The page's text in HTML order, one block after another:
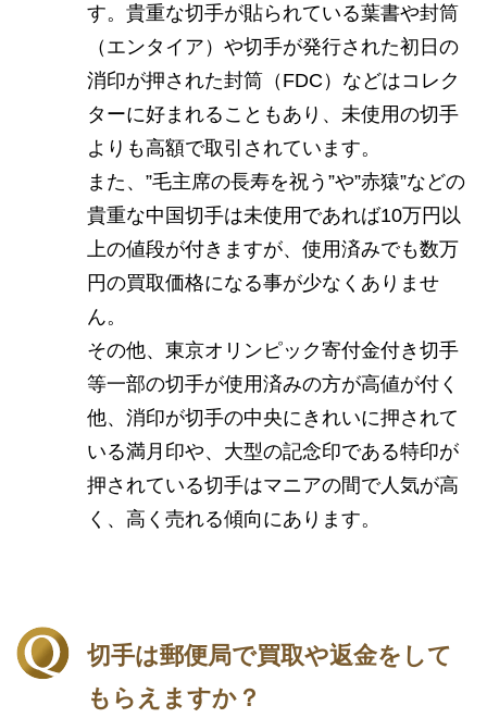
す。貴重な切手が貼られている葉書や封筒
（エンタイア）や切手が発行された初日の
消印が押された封筒（FDC）などはコレク
ターに好まれることもあり、未使用の切手
よりも高額で取引されています。
また、”毛主席の長寿を祝う”や”赤猿”などの
貴重な中国切手は未使用であれば10万円以
上の値段が付きますが、使用済みでも数万
円の買取価格になる事が少なくありませ
ん。
その他、東京オリンピック寄付金付き切手
等一部の切手が使用済みの方が高値が付く
他、消印が切手の中央にきれいに押されて
いる満月印や、大型の記念印である特印が
押されている切手はマニアの間で人気が高
く、高く売れる傾向にあります。
切手は郵便局で買取や返金をして
もらえますか？